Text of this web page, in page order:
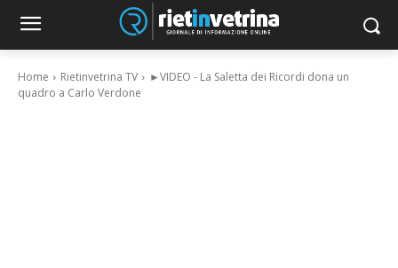
Home Rietinvetrina TV
►VIDEO - La Saletta dei Ricordi dona un
quadro a Carlo Verdone